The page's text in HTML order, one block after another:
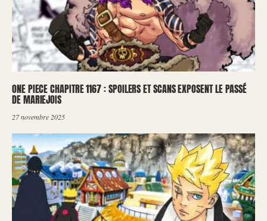
ONE PIECE CHAPITRE 1167 : SPOILERS ET SCANS EXPOSENT LE PASSÉ
DE MARIEJOIS
27 novembre 2025